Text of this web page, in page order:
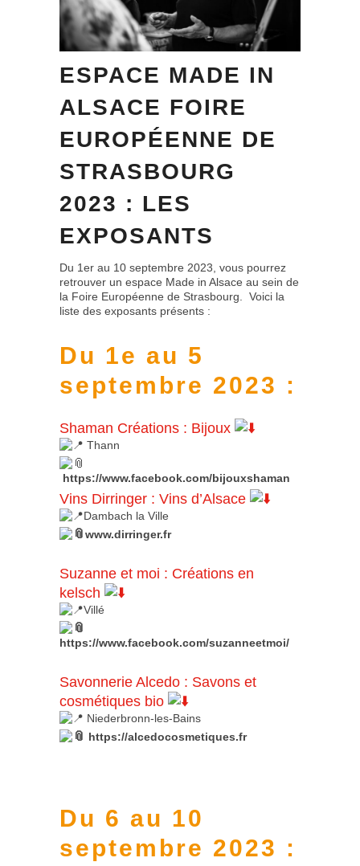
ESPACE MADE IN
ALSACE FOIRE
EUROPÉENNE DE
STRASBOURG
2023 : LES
EXPOSANTS
Du 1er au 10 septembre 2023, vous pourrez
retrouver un espace Made in Alsace au sein de
la Foire Européenne de Strasbourg. Voici la
liste des exposants présents :
Du 1e au 5
septembre 2023 :
Shaman Créations : Bijoux
Thann
https://www.facebook.com/bijouxshaman
Vins Dirringer : Vins d’Alsace
Dambach la Ville
www.dirringer.fr
Suzanne et moi : Créations en
kelsch
Villé
https://www.facebook.com/suzanneetmoi/
Savonnerie Alcedo : Savons et
cosmétiques bio
Niederbronn-les-Bains
https://alcedocosmetiques.fr
Du 6 au 10
septembre 2023 :